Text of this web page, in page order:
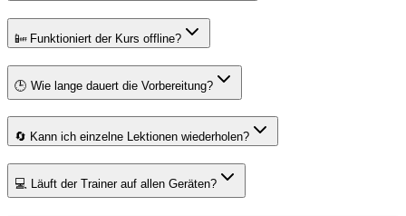
📴 Funktioniert der Kurs offline?
🕒 Wie lange dauert die Vorbereitung?
🔄 Kann ich einzelne Lektionen wiederholen?
💻 Läuft der Trainer auf allen Geräten?